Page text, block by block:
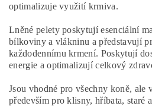
optimalizuje využití krmiva.
Lněné pelety poskytují esenciální
bílkoviny a vlákninu a představují
každodennímu krmení. Poskytují
energie a optimalizují celkový
Jsou vhodné pro všechny koně, ale
především pro klisny, hříbata, staré